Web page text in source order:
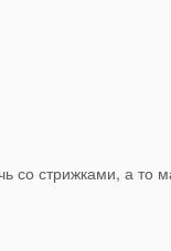
со стрижками, а то